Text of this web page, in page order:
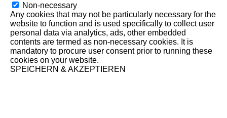
Non-necessary
Any cookies that may not be particularly necessary for the
website to function and is used specifically to collect user
personal data via analytics, ads, other embedded
contents are termed as non-necessary cookies. It is
mandatory to procure user consent prior to running these
cookies on your website.
SPEICHERN & AKZEPTIEREN